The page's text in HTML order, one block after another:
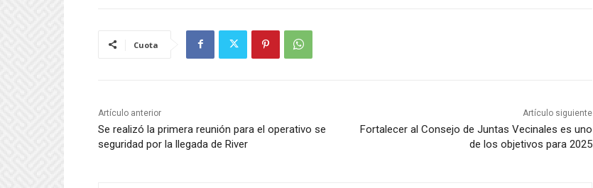
Cuota
Artículo anterior
Se realizó la primera reunión para el operativo se
seguridad por la llegada de River
Artículo siguiente
Fortalecer al Consejo de Juntas Vecinales es uno
de los objetivos para 2025